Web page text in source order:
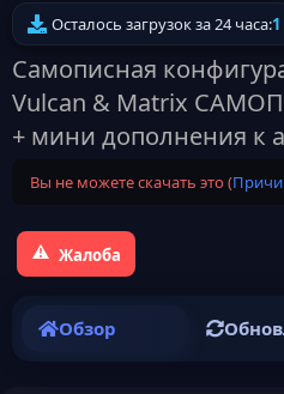
Осталось загрузок за 24 часа:1
Самописная
Vulcan & Matrix
+ мини дополнения к
Вы не можете скачать это (
Жалоба
Обзор